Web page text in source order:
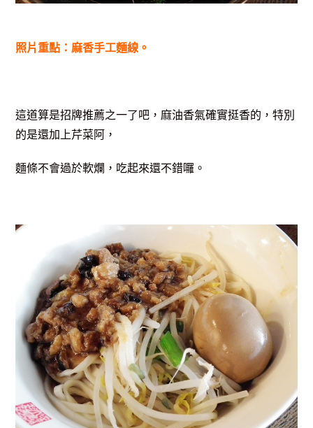
照片重點：麻香手工麵線。
這道算是招牌推薦之一了吧，麻油香氣確實挺香的，特別
的是還加上芹菜阿，
麵條不會過於軟爛，吃起來還不錯囉。